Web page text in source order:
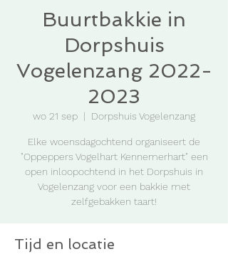
Buurtbakkie in
Dorpshuis
Vogelenzang 2022-
2023
wo 21 sep
  |
Dorpshuis Vogelenzang
Elke woensdagochtend organiseert de
"Oppeppers Vogelhart Kennemerhart" een
open inloopochtend in het Dorpshuis in
Vogelenzang voor een bakkie met
zelfgebakken taart!
Tijd en locatie